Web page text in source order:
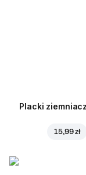
Placki
15,99 zł